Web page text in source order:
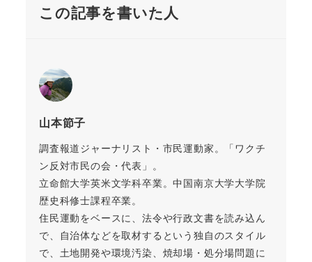
この記事を書いた人
山本節子
調査報道ジャーナリスト・市民運動家。「ワクチ
ン反対市民の会・代表」。
立命館大学英米文学科卒業。中国南京大学大学院
歴史科修士課程卒業。
住民運動をベースに、法令や行政文書を読み込ん
で、自治体などを取材するという独自のスタイル
で、土地開発や環境汚染、焼却場・処分場問題に